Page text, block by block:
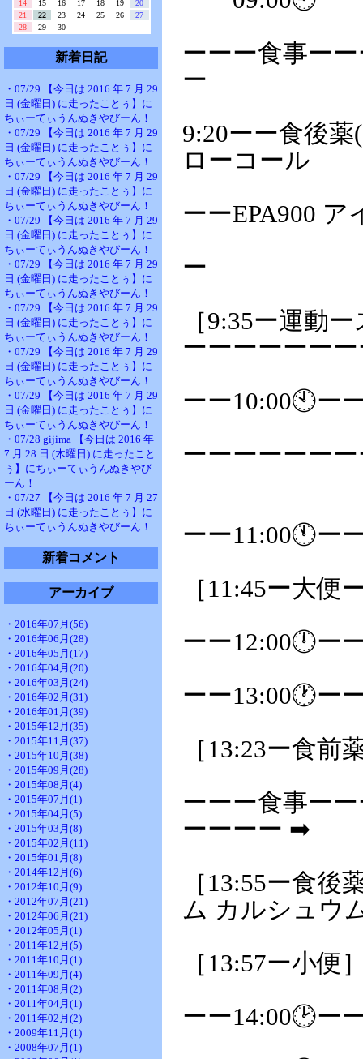
14
15 16 17 18 19
20
21
22 23 24 25 26
27
28
29 30
新着日記
・07/29 【今日は 2016 年 7 月 29
日 (金曜日) に走ったことぅ】に
ちぃーてぃうんぬきやびーん！
・07/29 【今日は 2016 年 7 月 29
日 (金曜日) に走ったことぅ】に
ちぃーてぃうんぬきやびーん！
・07/29 【今日は 2016 年 7 月 29
日 (金曜日) に走ったことぅ】に
ちぃーてぃうんぬきやびーん！
・07/29 【今日は 2016 年 7 月 29
日 (金曜日) に走ったことぅ】に
ちぃーてぃうんぬきやびーん！
・07/29 【今日は 2016 年 7 月 29
日 (金曜日) に走ったことぅ】に
ちぃーてぃうんぬきやびーん！
・07/29 【今日は 2016 年 7 月 29
日 (金曜日) に走ったことぅ】に
ちぃーてぃうんぬきやびーん！
・07/29 【今日は 2016 年 7 月 29
日 (金曜日) に走ったことぅ】に
ちぃーてぃうんぬきやびーん！
・07/29 【今日は 2016 年 7 月 29
日 (金曜日) に走ったことぅ】に
ちぃーてぃうんぬきやびーん！
・07/28 gijima 【今日は 2016 年
7 月 28 日 (木曜日) に走ったこと
ぅ】にちぃーてぃうんぬきやび
ーん！
・07/27 【今日は 2016 年 7 月 27
日 (水曜日) に走ったことぅ】に
ちぃーてぃうんぬきやびーん！
新着コメント
アーカイブ
・2016年07月(56)
・2016年06月(28)
・2016年05月(17)
・2016年04月(20)
・2016年03月(24)
・2016年02月(31)
・2016年01月(39)
・2015年12月(35)
・2015年11月(37)
・2015年10月(38)
・2015年09月(28)
・2015年08月(4)
・2015年07月(1)
・2015年04月(5)
・2015年03月(8)
・2015年02月(11)
・2015年01月(8)
・2014年12月(6)
・2012年10月(9)
・2012年07月(21)
・2012年06月(21)
・2012年05月(1)
・2011年12月(5)
・2011年10月(1)
・2011年09月(4)
・2011年08月(2)
・2011年04月(1)
・2011年02月(2)
・2009年11月(1)
・2008年07月(1)
ーーー食事ー
ー
9:20ーー食後
ローコール
ーーEPA900
ー
［9:35ー運動
ーーーーーー
ーー10:00🕙ー
ーーーーーー
ーー11:00🕚ー
［11:45ー大便
ーー12:00🕛ー
ーー13:00🕐ー
［13:23ー食前
ーーー食事ー
ーーーー ➡
［13:55ー食
ム カルシュウ
［13:57ー小便
ーー14:00🕑ー